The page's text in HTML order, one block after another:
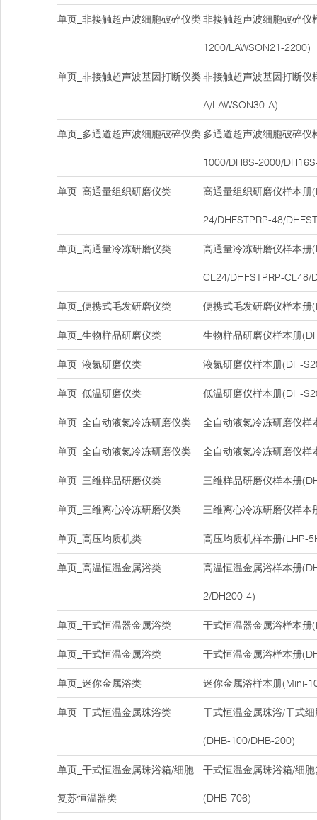
单页_非接触超声波细胞破碎仪类非接触超声波细胞破碎仪
1200/LAWSON21-2200)
单页_非接触超声波基因打断仪类非接触超声波基因打断仪
A/LAWSON30-A)
单页_多通道超声波细胞破碎仪类 多通道超声波细胞破碎仪
1000/DH8S-2000/
单页_高通量组织研磨仪类 高通量组织研磨仪样本册
24/DHFSTPRP-48/
单页_高通量冷冻研磨仪类 高通量冷冻研磨仪样本册
CL24/DHFSTPRP-CL48/
单页_便携式毛发研磨仪类 便携式毛发研磨仪样本
单页_生物样品研磨仪类 生物样品研磨仪样本册
单页_液氮研磨仪类 液氮研磨仪样本册(DH-
单页_低温研磨仪类 低温研磨仪样本册(DH-
单页_全自动液氮冷冻研磨仪类 全自动液氮冷冻研磨仪样
单页_全自动液氮冷冻研磨仪类 全自动液氮冷冻研磨仪样
单页_三维样品研磨仪类 三维样品研磨仪样本册
单页_三维离心冷冻研磨仪类 三维离心冷冻研磨仪样本
单页_高压均质机类 高压均质机样本册(LHP-
单页_高温恒温金属浴类 高温恒温金属浴样本册
2/DH200-4)
单页_干式恒温器金属浴类 干式恒温器金属浴样本册
单页_干式恒温金属浴类 干式恒温金属浴样本册
单页_迷你金属浴类 迷你金属浴样本册(Mini-
单页_干式恒温金属珠浴类 干式恒温金属珠浴/干式
(DHB-100/DHB-200)
单页_干式恒温金属珠浴箱/细胞
复苏恒温器类
干式恒温金属珠浴箱/细
(DHB-706)